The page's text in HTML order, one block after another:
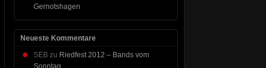
Gernotshagen
Neueste Kommentare
SEB zu Riedfest 2012 – Bands vom
Sonntag